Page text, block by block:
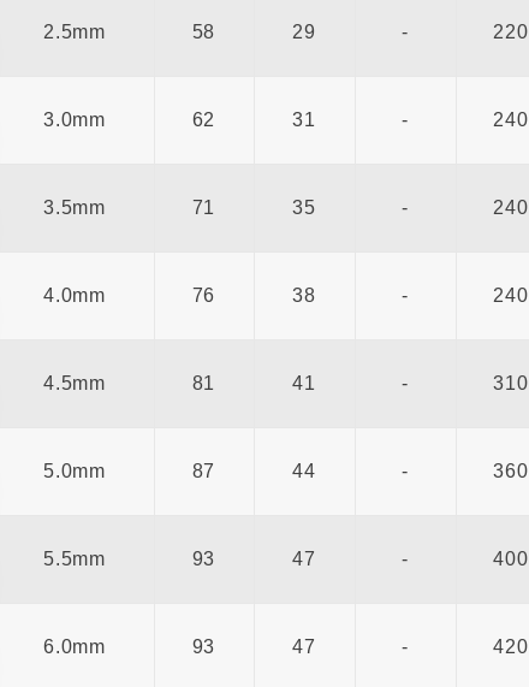
2.5mm 58 29 - 220
3.0mm 62 31 - 240
3.5mm 71 35 - 240
4.0mm 76 38 - 240
4.5mm 81 41 - 310
5.0mm 87 44 - 360
5.5mm 93 47 - 400
6.0mm 93 47 - 420